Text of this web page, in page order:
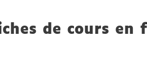
de cours en